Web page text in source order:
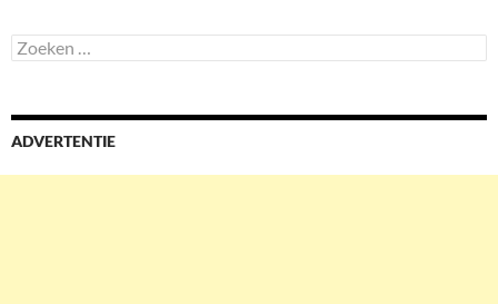
Zoeken
naar:
ADVERTENTIE